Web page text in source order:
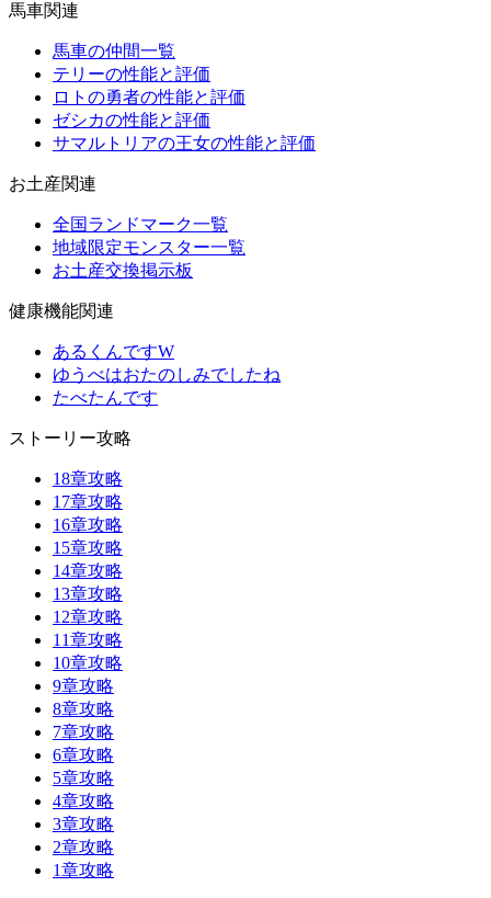
馬車関連
馬車の仲間一覧
テリーの性能と評価
ロトの勇者の性能と評価
ゼシカの性能と評価
サマルトリアの王女の性能と評価
お土産関連
全国ランドマーク一覧
地域限定モンスター一覧
お土産交換掲示板
健康機能関連
あるくんですW
ゆうべはおたのしみでしたね
たべたんです
ストーリー攻略
18章攻略
17章攻略
16章攻略
15章攻略
14章攻略
13章攻略
12章攻略
11章攻略
10章攻略
9章攻略
8章攻略
7章攻略
6章攻略
5章攻略
4章攻略
3章攻略
2章攻略
1章攻略